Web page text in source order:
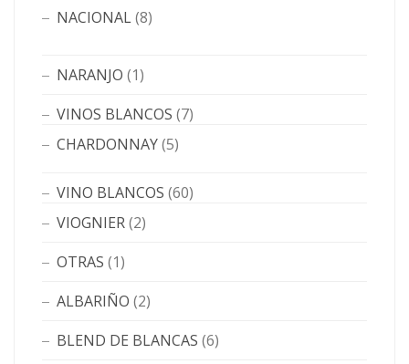
NACIONAL(8)
NARANJO (1)
VINOS BLANCOS (7)
CHARDONNAY(5)
VINO BLANCOS (60)
VIOGNIER(2)
OTRAS (1)
ALBARIÑO (2)
BLEND DE BLANCAS (6)